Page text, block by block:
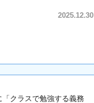
2025.12.30
クラスで勉強する義務